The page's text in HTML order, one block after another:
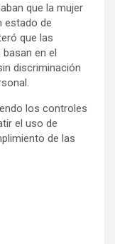
que la mujer
estado de
que las
en el
discriminación
los controles
el uso de
de las